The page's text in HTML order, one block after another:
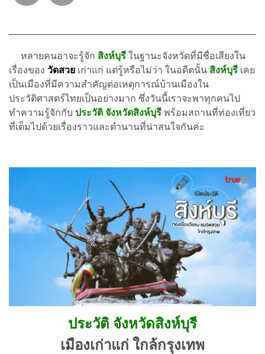
หลายคนอาจะรู้จัก สิงห์บุรี ในฐานะจังหวัดที่มีชื่อเสียงใน
เรื่องของ วัดสวย เก่าแก่ แต่รู้หรือไม่ว่า ในอดีตนั้น สิงห์บุรี เคย
เป็นเมืองที่มีความสำคัญต่อเหตุการณ์บ้านเมืองใน
ประวัติศาสตร์ไทยเป็นอย่างมาก ซึ่งวันนี้เราจะพาทุกคนไป
ทำความรู้จักกับ ประวัติ จังหวัดสิงห์บุรี พร้อมสถานที่ท่องเที่ยว
ที่เต็มไปด้วยเรื่องราวและตำนานที่น่าสนใจกันค่ะ
ประวัติ จังหวัดสิงห์บุรี
เมืองเก่าแก่ ใกล้กรุงเทพ